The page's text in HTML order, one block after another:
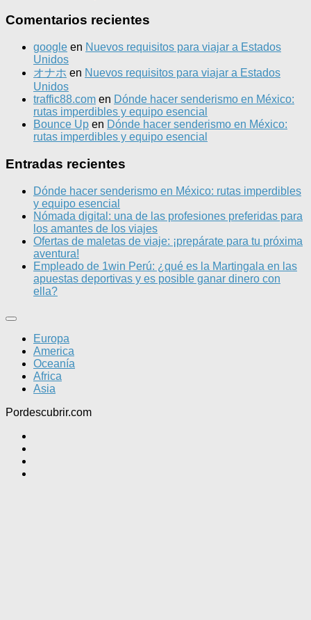
Comentarios recientes
google en Nuevos requisitos para viajar a Estados
Unidos
オナホ en Nuevos requisitos para viajar a Estados
Unidos
traffic88.com en Dónde hacer senderismo en México:
rutas imperdibles y equipo esencial
Bounce Up en Dónde hacer senderismo en México:
rutas imperdibles y equipo esencial
Entradas recientes
Dónde hacer senderismo en México: rutas imperdibles
y equipo esencial
Nómada digital: una de las profesiones preferidas para
los amantes de los viajes
Ofertas de maletas de viaje: ¡prepárate para tu próxima
aventura!
Empleado de 1win Perú: ¿qué es la Martingala en las
apuestas deportivas y es posible ganar dinero con
ella?
Europa
America
Oceanía
Africa
Asia
Pordescubrir.com